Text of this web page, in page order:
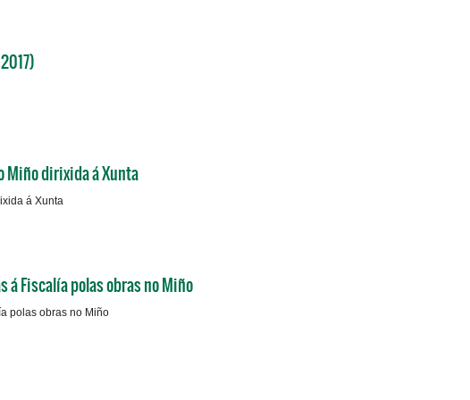
Miño dirixida á Xunta
á Xunta
Fiscalía polas obras no Miño
polas obras no Miño